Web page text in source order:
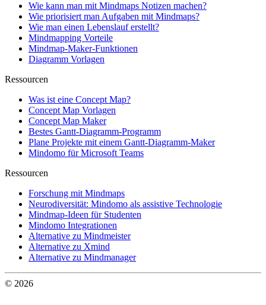
Wie kann man mit Mindmaps Notizen machen?
Wie priorisiert man Aufgaben mit Mindmaps?
Wie man einen Lebenslauf erstellt?
Mindmapping Vorteile
Mindmap-Maker-Funktionen
Diagramm Vorlagen
Ressourcen
Was ist eine Concept Map?
Concept Map Vorlagen
Concept Map Maker
Bestes Gantt-Diagramm-Programm
Plane Projekte mit einem Gantt-Diagramm-Maker
Mindomo für Microsoft Teams
Ressourcen
Forschung mit Mindmaps
Neurodiversität: Mindomo als assistive Technologie
Mindmap-Ideen für Studenten
Mindomo Integrationen
Alternative zu Mindmeister
Alternative zu Xmind
Alternative zu Mindmanager
© 2026